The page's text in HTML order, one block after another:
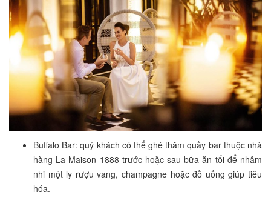
Buffalo Bar: quý khách có thể ghé thăm quầy bar thuộc nhà
hàng La Maison 1888 trước hoặc sau bữa ăn tối để nhâm
nhi một ly rượu vang, champagne hoặc đồ uống giúp tiêu
hóa.